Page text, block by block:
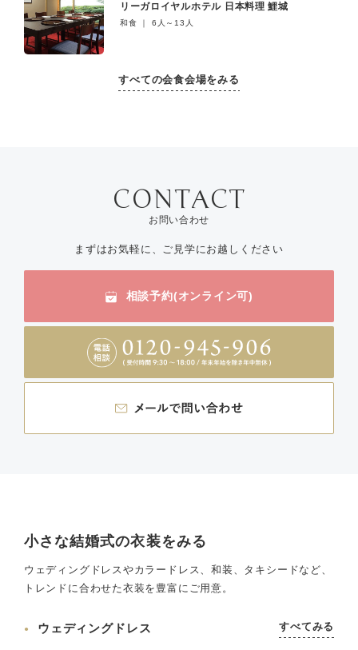
リーガロイヤルホテル 日本料理 鯉城
和食 ｜ 6人～13人
すべての会食会場をみる
お問い合わせ
まずはお気軽に、ご見学にお越しください
相談予約(オンライン可)
小さな結婚式の衣装をみる
ウェディングドレスやカラードレス、和装、タキシードなど、
トレンドに合わせた衣装を豊富にご用意。
ウェディングドレス すべてみる